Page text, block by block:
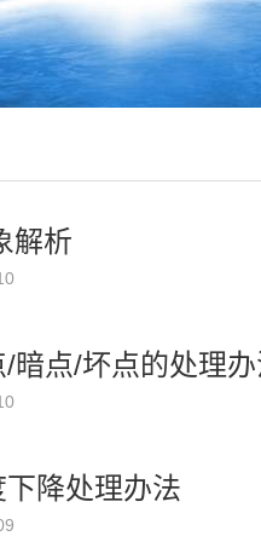
解析
暗点/坏点的处理
降处理办法